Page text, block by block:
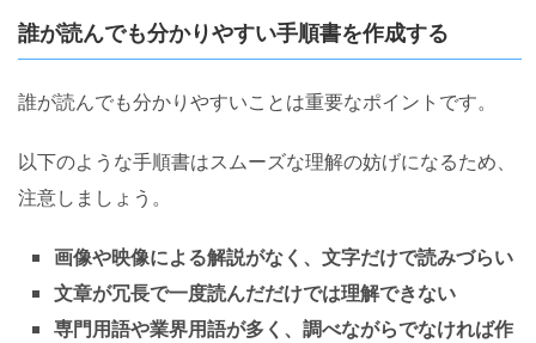
誰が読んでも分かりやすい手順書を作成する
誰が読んでも分かりやすいことは重要なポイントです。
以下のような手順書はスムーズな理解の妨げになるため、
注意しましょう。
画像や映像による解説がなく、文字だけで読みづらい
文章が冗長で一度読んだだけでは理解できない
専門用語や業界用語が多く、調べながらでなければ作